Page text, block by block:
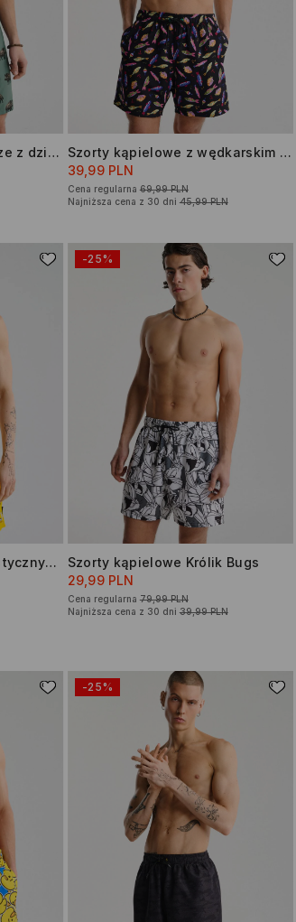
Szorty kąpielowe oversize z dzikami
Szorty kąpielowe z wędkarskim motywem
39,99 PLN
Cena regularna 69,99 PLN
Najniższa cena z 30 dni 45,99 PLN
Szorty kąpielowe z artystycznym motywem bananów
-25%
Szorty kąpielowe Królik Bugs
29,99 PLN
Cena regularna 79,99 PLN
Najniższa cena z 30 dni 39,99 PLN
-25%